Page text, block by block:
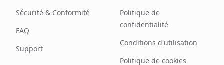
Sécurité & Conformité
FAQ
Support
Politique de
confidentialité
Conditions d'utilisation
Politique de cookies